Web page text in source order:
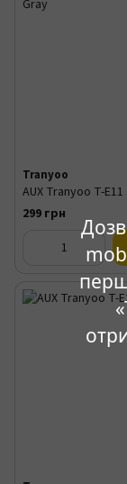
Tranyoo
AUX Tranyoo T-
299 грн